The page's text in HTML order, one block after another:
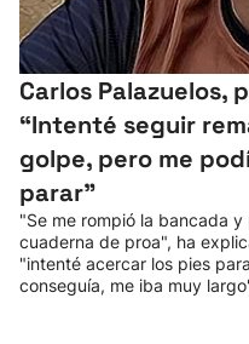
Carlos Palazuelos,
“Intenté seguir
golpe, pero me
parar"
"Se me rompió la bancada
cuaderna de proa", ha
"intenté acercar los pies
conseguía, me iba muy